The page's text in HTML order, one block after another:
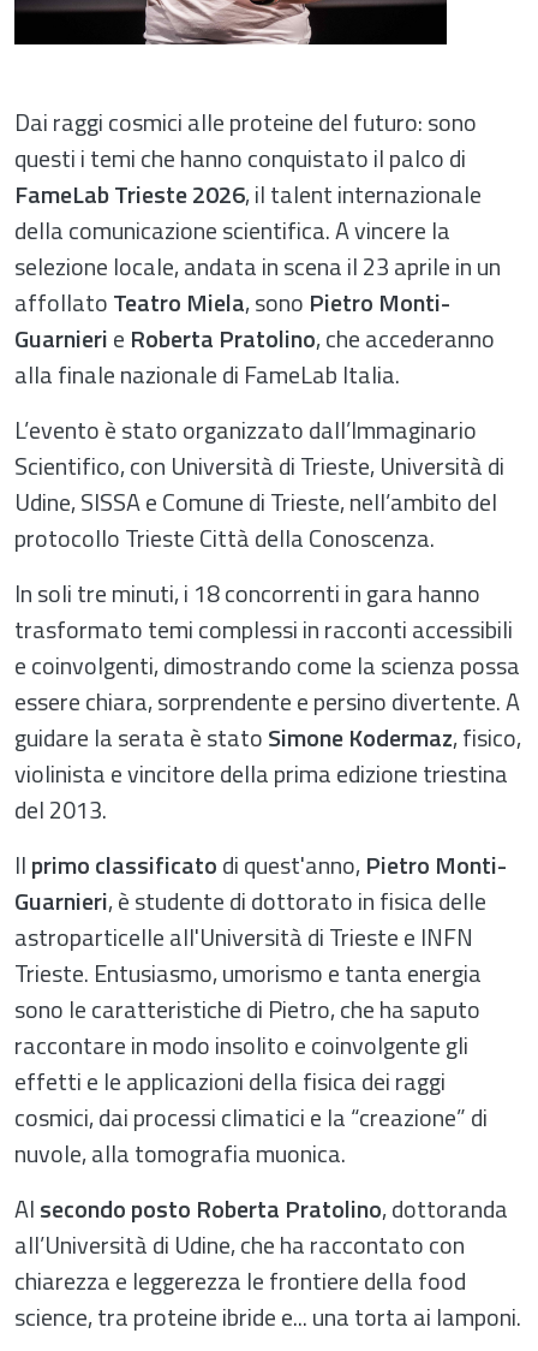
Dai raggi cosmici alle proteine del futuro: sono
questi i temi che hanno conquistato il palco di
FameLab Trieste 2026, il talent internazionale
della comunicazione scientifica. A vincere la
selezione locale, andata in scena il 23 aprile in un
affollatoTeatro Miela, sono Pietro Monti-
Guarnierie Roberta Pratolino, che accederanno
alla finale nazionale di FameLab Italia.
L’evento è stato organizzato dall’Immaginario
Scientifico, con Università di Trieste, Università di
Udine, SISSA e Comune di Trieste, nell’ambito del
protocollo Trieste Città della Conoscenza.
In soli tre minuti, i 18 concorrenti in gara hanno
trasformato temi complessi in racconti accessibili
e coinvolgenti, dimostrando come la scienza possa
essere chiara, sorprendente e persino divertente. A
guidare la serata è statoSimone Kodermaz, fisico,
violinista e vincitore della prima edizione triestina
del 2013.
Ilprimo classificatodi quest'anno,Pietro Monti-
Guarnieri, è studente di dottorato in fisica delle
astroparticelle all'Università di Trieste e INFN
Trieste. Entusiasmo, umorismo e tanta energia
sono le caratteristiche di Pietro, che ha saputo
raccontare in modo insolito e coinvolgente gli
effetti e le applicazioni della fisica dei raggi
cosmici, dai processi climatici e la “creazione” di
nuvole, alla tomografia muonica.
Alsecondo posto Roberta Pratolino, dottoranda
all’Università di Udine, che ha raccontato con
chiarezza e leggerezza le frontiere della food
science, tra proteine ibride e... una torta ai lamponi.